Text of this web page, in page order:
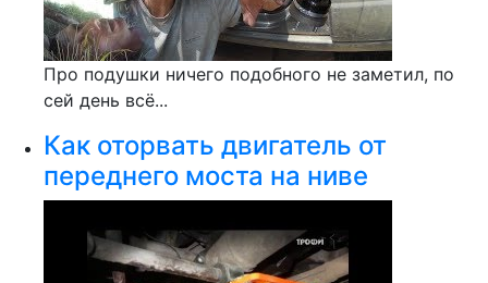
Про подушки ничего подобного не заметил, по
сей день всё...
Как оторвать двигатель от
переднего моста на ниве